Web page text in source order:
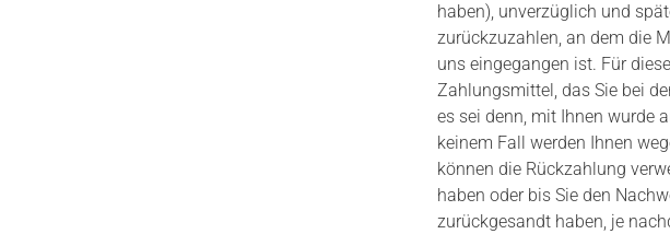
haben), unverzüglich und
zurückzuzahlen, an dem die
uns eingegangen ist. Für
Zahlungsmittel, das Sie bei
es sei denn, mit Ihnen wurde
keinem Fall werden Ihnen
können die Rückzahlung
haben oder bis Sie den
zurückgesandt haben, je